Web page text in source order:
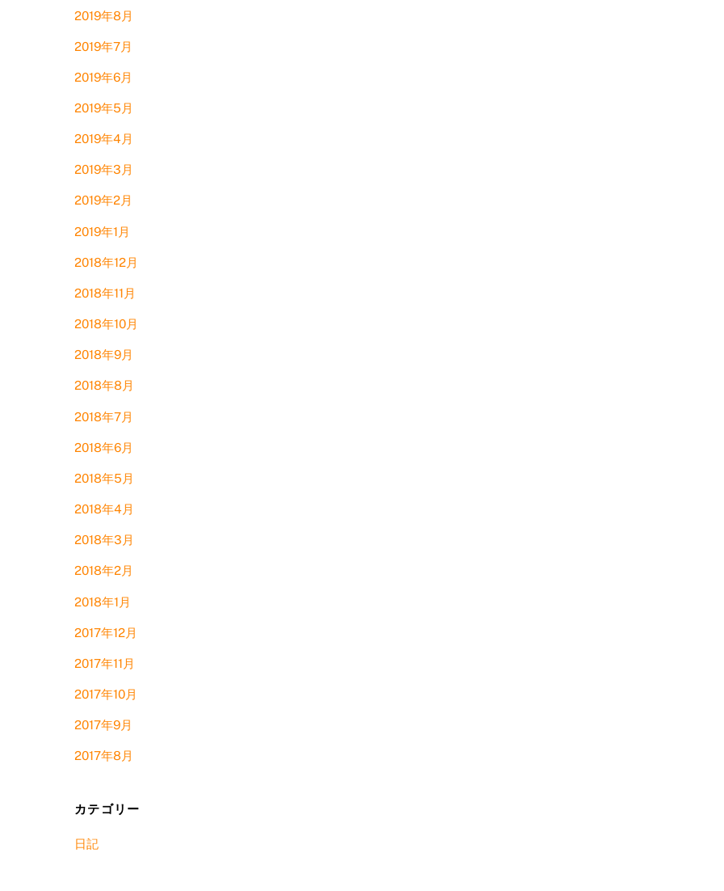
2019年8月
2019年7月
2019年6月
2019年5月
2019年4月
2019年3月
2019年2月
2019年1月
2018年12月
2018年11月
2018年10月
2018年9月
2018年8月
2018年7月
2018年6月
2018年5月
2018年4月
2018年3月
2018年2月
2018年1月
2017年12月
2017年11月
2017年10月
2017年9月
2017年8月
カテゴリー
日記